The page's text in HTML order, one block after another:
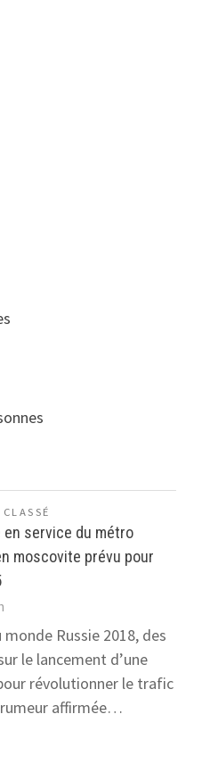
en service du métro
moscovite prévu pour
monde Russie 2018, des
le lancement d’une
révolutionner le trafic
affirmée…